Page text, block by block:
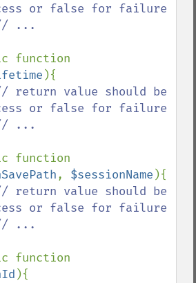
or false for failure
){
return value should be
or false for failure
, $sessionName ){
return value should be
or false for failure
){